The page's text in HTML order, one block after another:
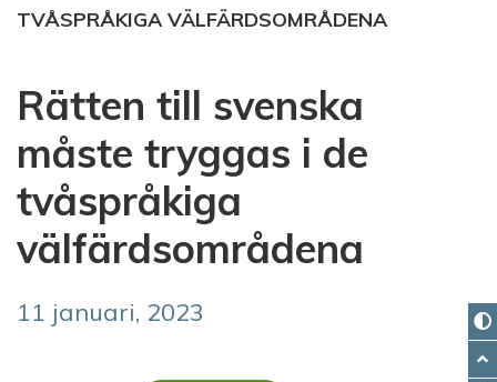
TVÅSPRÅKIGA VÄLFÄRDSOMRÅDENA
Rätten till svenska
måste tryggas i de
tvåspråkiga
välfärdsområdena
11 januari, 2023